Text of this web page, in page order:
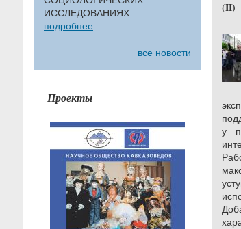
ИССЛЕДОВАНИЯХ
подробнее
все новости
Проекты
(II)
у